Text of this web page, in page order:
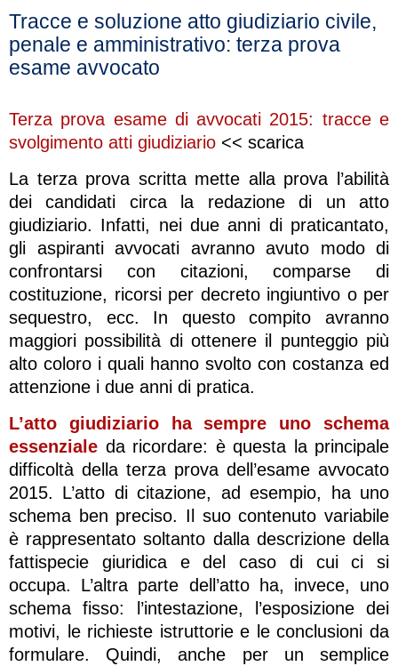
Tracce e soluzione atto giudiziario civile,
penale e amministrativo: terza prova
esame avvocato
Terza prova esame di avvocati 2015: tracce e
svolgimento atti giudiziario << scarica
La terza prova scritta mette alla prova l’abilità
dei candidati circa la redazione di un atto
giudiziario. Infatti, nei due anni di praticantato,
gli aspiranti avvocati avranno avuto modo di
confrontarsi con citazioni, comparse di
costituzione, ricorsi per decreto ingiuntivo o per
sequestro, ecc. In questo compito avranno
maggiori possibilità di ottenere il punteggio più
alto coloro i quali hanno svolto con costanza ed
attenzione i due anni di pratica.
L’atto giudiziario ha sempre uno schema
essenziale da ricordare: è questa la principale
difficoltà della terza prova dell’esame avvocato
2015. L’atto di citazione, ad esempio, ha uno
schema ben preciso. Il suo contenuto variabile
è rappresentato soltanto dalla descrizione della
fattispecie giuridica e del caso di cui ci si
occupa. L’altra parte dell’atto ha, invece, uno
schema fisso: l’intestazione, l’esposizione dei
motivi, le richieste istruttorie e le conclusioni da
formulare. Quindi, anche per un semplice